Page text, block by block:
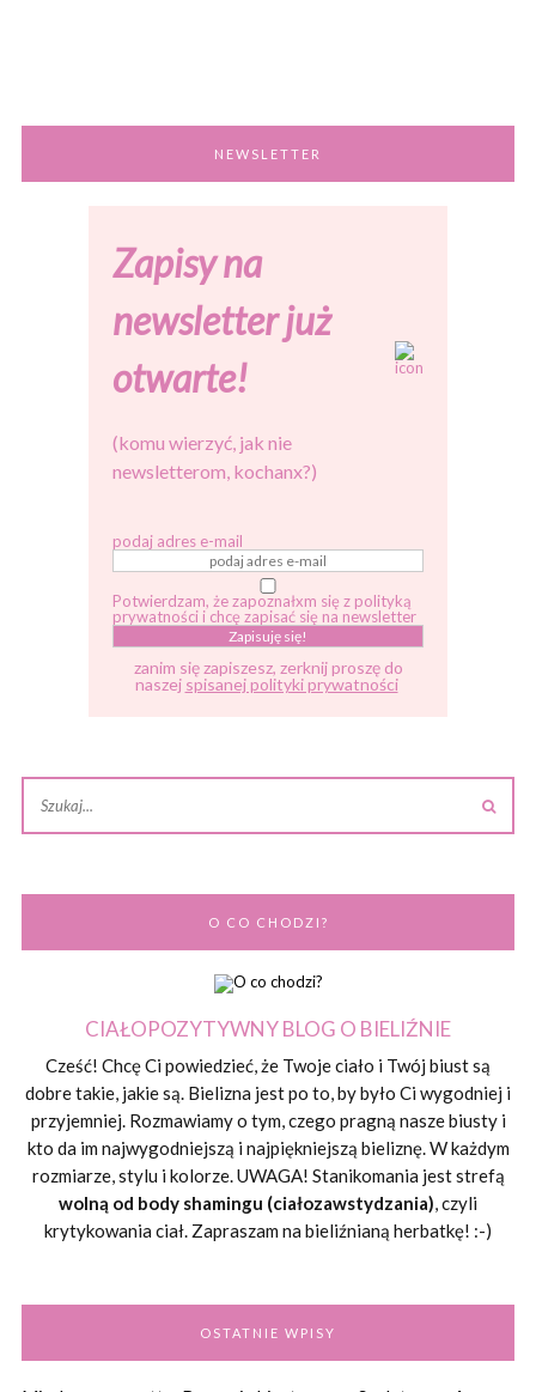
NEWSLETTER
Zapisy na
newsletter już
otwarte!
(komu wierzyć, jak nie
newsletterom, kochanx?)
podaj adres e-mail
Potwierdzam, że zapoznałxm się z polityką
prywatności i chcę zapisać się na newsletter
zanim się zapiszesz, zerknij proszę do
naszej spisanej polityki prywatności
O CO CHODZI?
CIAŁOPOZYTYWNY BLOG O BIELIŹNIE
Cześć! Chcę Ci powiedzieć, że Twoje ciało i Twój biust są
dobre takie, jakie są. Bielizna jest po to, by było Ci wygodniej i
przyjemniej. Rozmawiamy o tym, czego pragną nasze biusty i
kto da im najwygodniejszą i najpiękniejszą bieliznę. W każdym
rozmiarze, stylu i kolorze. UWAGA! Stanikomania jest strefą
wolną od body shamingu (ciałozawstydzania), czyli
krytykowania ciał. Zapraszam na bieliźnianą herbatkę! :-)
OSTATNIE WPISY